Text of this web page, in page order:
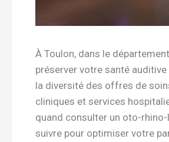
À Toulon, dans le
préserver votre santé
la diversité des offres de
cliniques et services
quand consulter un oto-
suivre pour optimiser votre